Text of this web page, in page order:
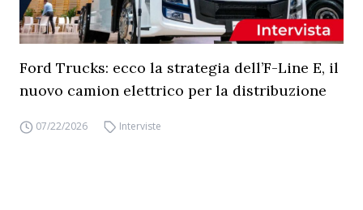
Ford Trucks: ecco la strategia dell’F-Line E, il
nuovo camion elettrico per la distribuzione
07/22/2026 Interviste